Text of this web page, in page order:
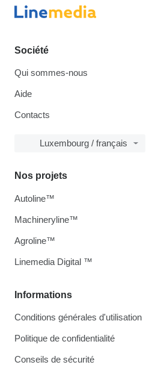
Société
Qui sommes-nous
Aide
Contacts
Luxembourg / français
Informations
Conditions générales d'utilisation
Politique de confidentialité
Conseils de sécurité
Nos projets
Autoline™
Machineryline™
Agroline™
Linemedia Digital ™